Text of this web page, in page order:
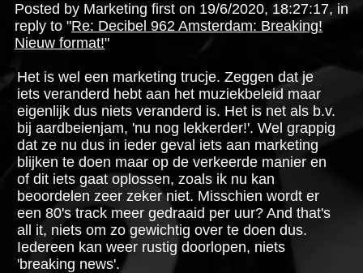
Posted by Marketing first on 19/6/2020, 18:27:17, in
reply to "Re: Decibel 962 Amsterdam: Breaking!
Nieuw format!"
Het is wel een marketing trucje. Zeggen dat je
iets veranderd hebt aan het muziekbeleid maar
eigenlijk dus niets veranderd is. Het is net als b.v.
bij aardbeienjam, 'nu nog lekkerder!'. Wel grappig
dat ze nu dus in ieder geval iets aan marketing
blijken te doen maar op de verkeerde manier en
of dit iets gaat oplossen, zoals ik nu kan
beoordelen zeer zeker niet. Misschien wordt er
een 80's track meer gedraaid per uur? And that's
all it, niets om zo gewichtig over te doen dus.
Iedereen kan weer rustig doorlopen, niets
'breaking news'.